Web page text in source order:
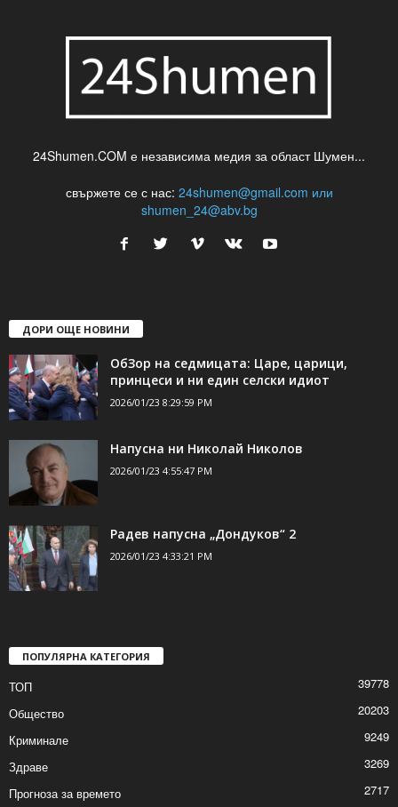
24Shumen.COM е независима медия за област Шумен...
свържете се с нас: 24shumen@gmail.com или
shumen_24@abv.bg
ДОРИ ОЩЕ НОВИНИ
ОбЗор на седмицата: Царе, царици,
принцеси и ни един селски идиот
2026/01/23 8:29:59 PM
Напусна ни Николай Николов
2026/01/23 4:55:47 PM
Радев напусна „Дондуков“ 2
2026/01/23 4:33:21 PM
ПОПУЛЯРНА КАТЕГОРИЯ
ТОП
39778
Общество
20203
Криминале
9249
Здраве
3269
Прогноза за времето
2717